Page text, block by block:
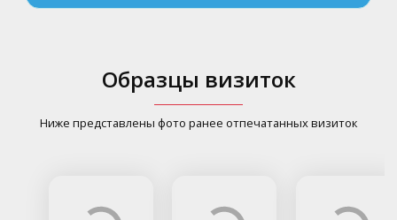
Образцы визиток
Ниже представлены фото ранее отпечатанных визиток